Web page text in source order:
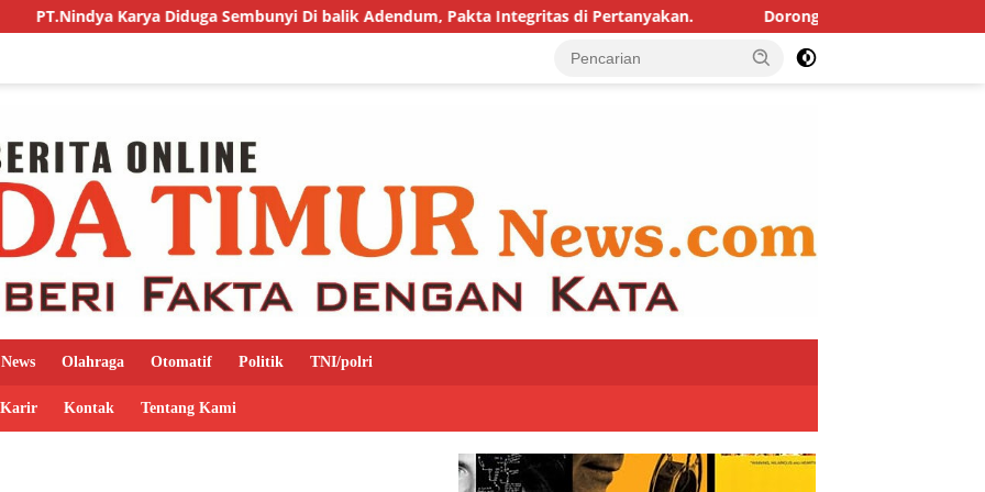
Karya Diduga Sembunyi Di balik Adendum, Pakta Integritas di Pertanyakan. Dorong Inovasi dan Pelayanan publik,
News Olahraga Otomatif Politik TNI/polri
Karir Kontak Tentang Kami